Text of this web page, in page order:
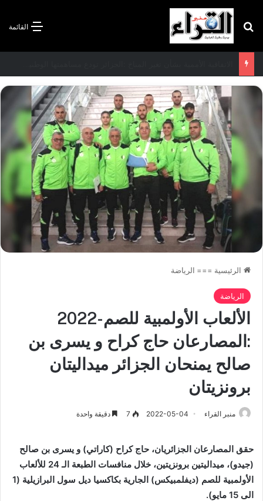
القائمة بحث عن
الرئيسية === الرياضة
الرياضة
الألعاب الأولمبية للصم-2022
:المصارعان حاج كراح و يسرى بن
صالح يمنحان الجزائر ميداليتان
برونزيتان
منبر القراء 2022-05-04
7 دقيقة واحدة
حقق المصارعان الجزائريان، حاج كراح (كاراتي) و يسرى بن صالح
(جيدو)، ميداليتين برونزيتين، خلال منافسات الطبعة الـ 24 للألعاب
الأولمبية للصم (ديفلمبيكس) الجارية بكاكسيا ديل سول البرازيلية (1
الى 15 مايو).